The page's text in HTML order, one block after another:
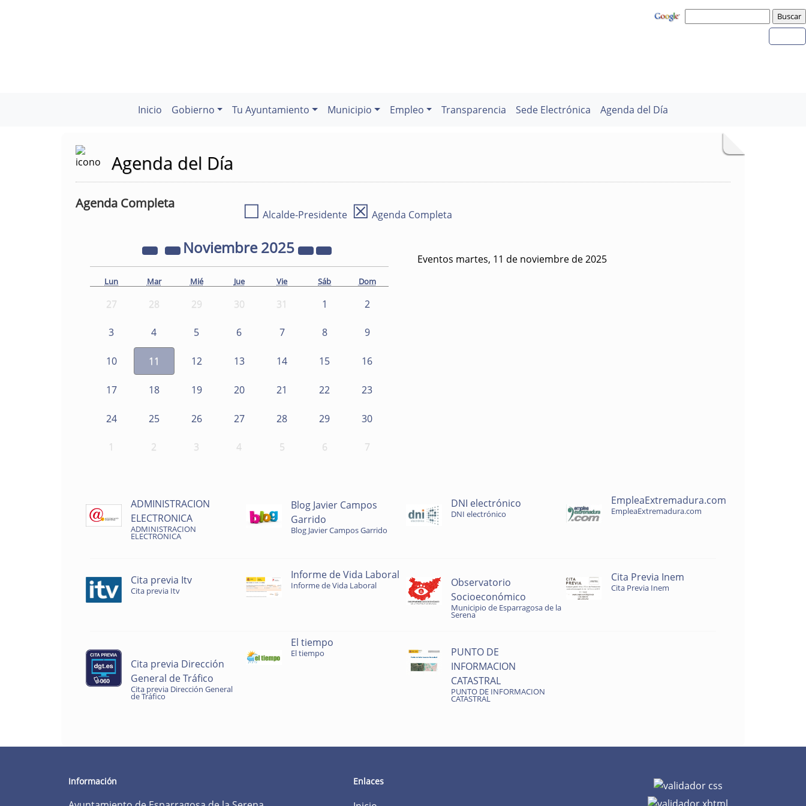
Inicio Gobierno Tu Ayuntamiento Municipio Empleo Transparencia Sede Electrónica Agenda del Día
Agenda del Día
Agenda Completa ☐ Alcalde-Presidente ☒ Agenda Completa
Noviembre2025
Lun Mar Mié Jue Vie Sáb Dom
27 28 29 30 31 1 2
3 4 5 6 7 8 9
10 11 12 13 14 15 16
17 18 19 20 21 22 23
24 25 26 27 28 29 30
1 2 3 4 5 6 7
Eventos martes, 11 de noviembre de 2025
ADMINISTRACION
ELECTRONICA
ADMINISTRACION
ELECTRONICA
Blog Javier Campos
Garrido
Blog Javier Campos Garrido
DNI electrónico
DNI electrónico
EmpleaExtremadura.com
EmpleaExtremadura.com
Cita previa Itv
Cita previa Itv
Informe de Vida Laboral
Informe de Vida Laboral
Observatorio
Socioeconómico
Municipio de Esparragosa de la
Serena
Cita Previa Inem
Cita Previa Inem
Cita previa Dirección
General de Tráfico
Cita previa Dirección General
de Tráfico
El tiempo
El tiempo
PUNTO DE
INFORMACION
CATASTRAL
PUNTO DE INFORMACION
CATASTRAL
Información Enlaces